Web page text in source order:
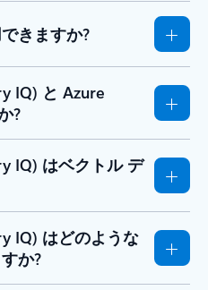
きますか?
IQ) と Azure
?
IQ) はベクトル デ
IQ) はどのような
か?